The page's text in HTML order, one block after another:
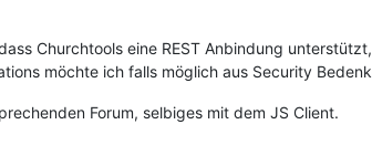
Churchtools eine REST Anbindung
möchte ich falls möglich aus Security
Forum, selbiges mit dem JS Client.